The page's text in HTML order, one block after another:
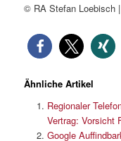
© RA Stefan Loebisch |
Ähnliche Artikel
Regionaler
Vertrag: Vorsicht
Google